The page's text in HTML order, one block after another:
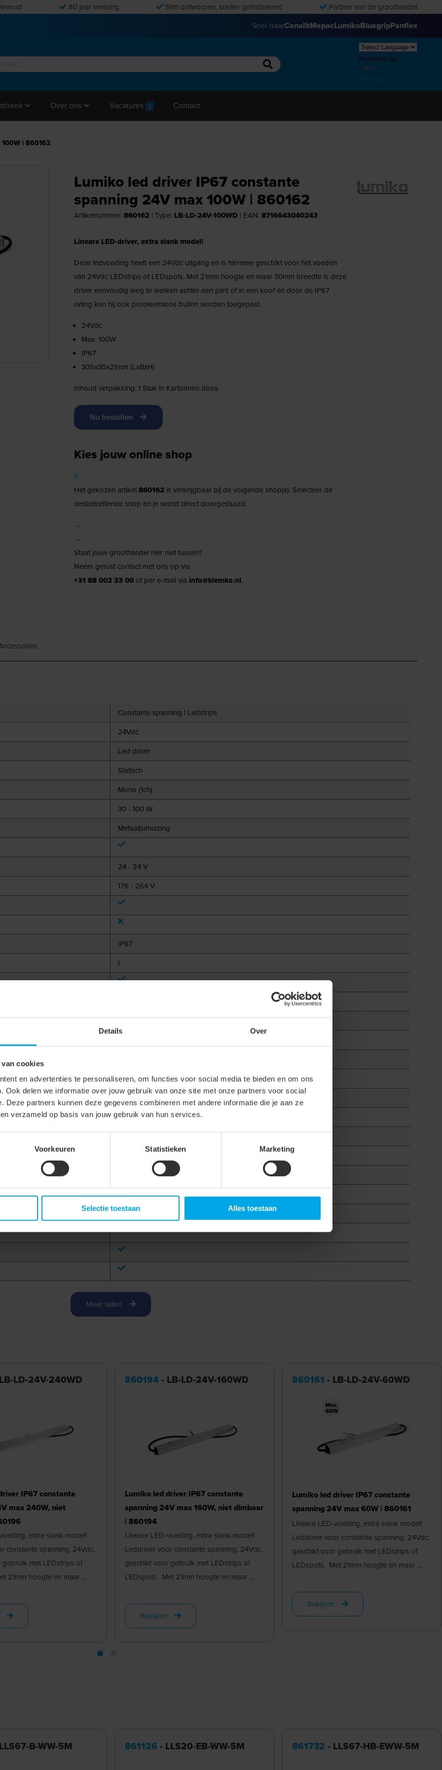
Details Over
cookies
en advertenties te personaliseren, om functies voor social media te bieden en om ons
Ook delen we informatie over jouw gebruik van onze site met onze partners voor social
Deze partners kunnen deze gegevens combineren met andere informatie die je aan ze
verzameld op basis van jouw gebruik van hun services.
Voorkeuren Statistieken Marketing
Selectie toestaan Alles toestaan
80 jaar ervaring Slim ontworpen, sneller geïnstalleerd Partner van de groothandel
Snel naarCanalitMepacLumikoBluegripPanflex
Powered by
Over ons Vacatures 2 Contact
| 860162
Lumiko led driver IP67 constante
spanning 24V max 100W | 860162
Artikelnummer: 860162| Type: LB-LD-24V-100WD | EAN: 8716643040243
Lineare LED-driver, extra slank model!
Deze ledvoeding heeft een 24Vdc uitgang en is hiermee geschikt voor het voeden
van 24Vdc LEDstrips of LEDspots. Met 21mm hoogte en maar 30mm breedte is deze
driver eenvoudig weg te werken achter een plint of in een koof en door de IP67
rating kan hij ook probleemloos buiten worden toegepast.
24Vdc
Max. 100W
IP67
305x30x21mm (LxBxH)
Inhoud verpakking: 1 Stuk in Kartonnen doos
Nu bestellen
Kies jouw online shop
X
Het gekozen artikel 860162is verkrijgbaar bij de volgende shop(s). Selecteer de
desbetreffende shop en je wordt direct doorgestuurd.
→
→
Staat jouw groothandel hier niet tussen?
Neem gerust contact met ons op via
+31 88 002 33 00of per e-mail via info@klemko.nl.
Constante spanning | Ledstrips
24Vdc
Led driver
Statisch
Mono (1ch)
30 - 100 W
Metaalbehuizing
24 - 24 V
176 - 264 V
IP67
I
30 mm
0.92
-20 - 50 °C
Aluminium
50 - 60 Hz
Meer laden
LD-24V-240WD
IP67 constante
max 240W, niet
extra slank model!
constante spanning, 24Vdc,
met LEDstrips of
21mm hoogte en maar ...
860194 - LB-LD-24V-160WD
Lumiko led driver IP67 constante
spanning 24V max 160W, niet dimbaar
| 860194
Lineare LED-voeding, extra slank model!
Leddriver voor constante spanning, 24Vdc,
geschikt voor gebruik met LEDstrips of
LEDspots. Met 21mm hoogte en maar ...
Bekijken
860161 - LB-LD-24V-60WD
Lumiko led driver IP67 constante
spanning 24V max 60W | 860161
Lineare LED-voeding, extra slank model!
Leddriver voor constante spanning, 24Vdc,
geschikt voor gebruik met LEDstrips of
LEDspots. Met 21mm hoogte en maar ...
Bekijken
B-WW-5M 861126 - LLS20-EB-WW-5M 861732 - LLS67-HB-EWW-5M